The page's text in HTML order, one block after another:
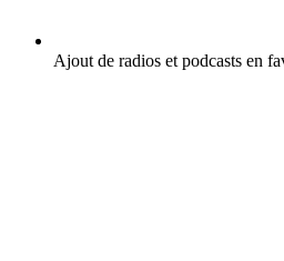
Ajout de radios et podcasts en